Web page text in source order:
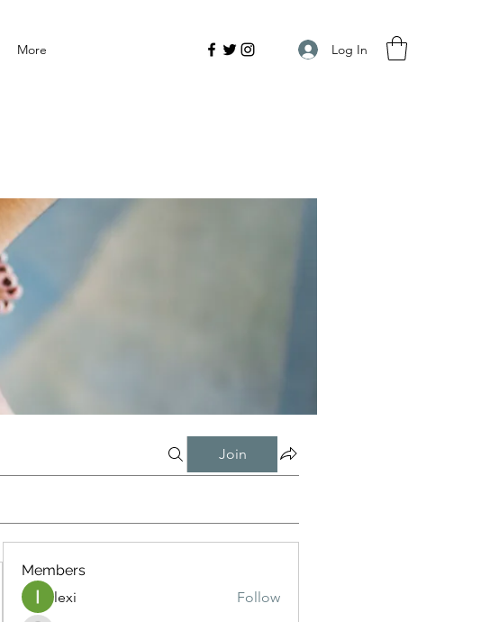
More Log In
Join
Members
lexi
Follow